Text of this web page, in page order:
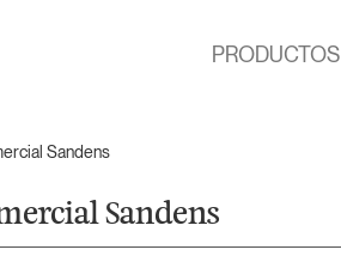
PRODUCTOS
Sandens
Sandens